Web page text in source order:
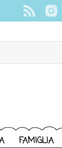
FAMIGLIA